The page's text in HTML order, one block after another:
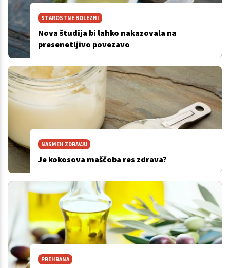
STAROSTNE BOLEZNI
Nova študija bi lahko nakazovala na
presenetljivo povezavo
NASMEH ZDRAVJU
Je kokosova maščoba res zdrava?
PREHRANA